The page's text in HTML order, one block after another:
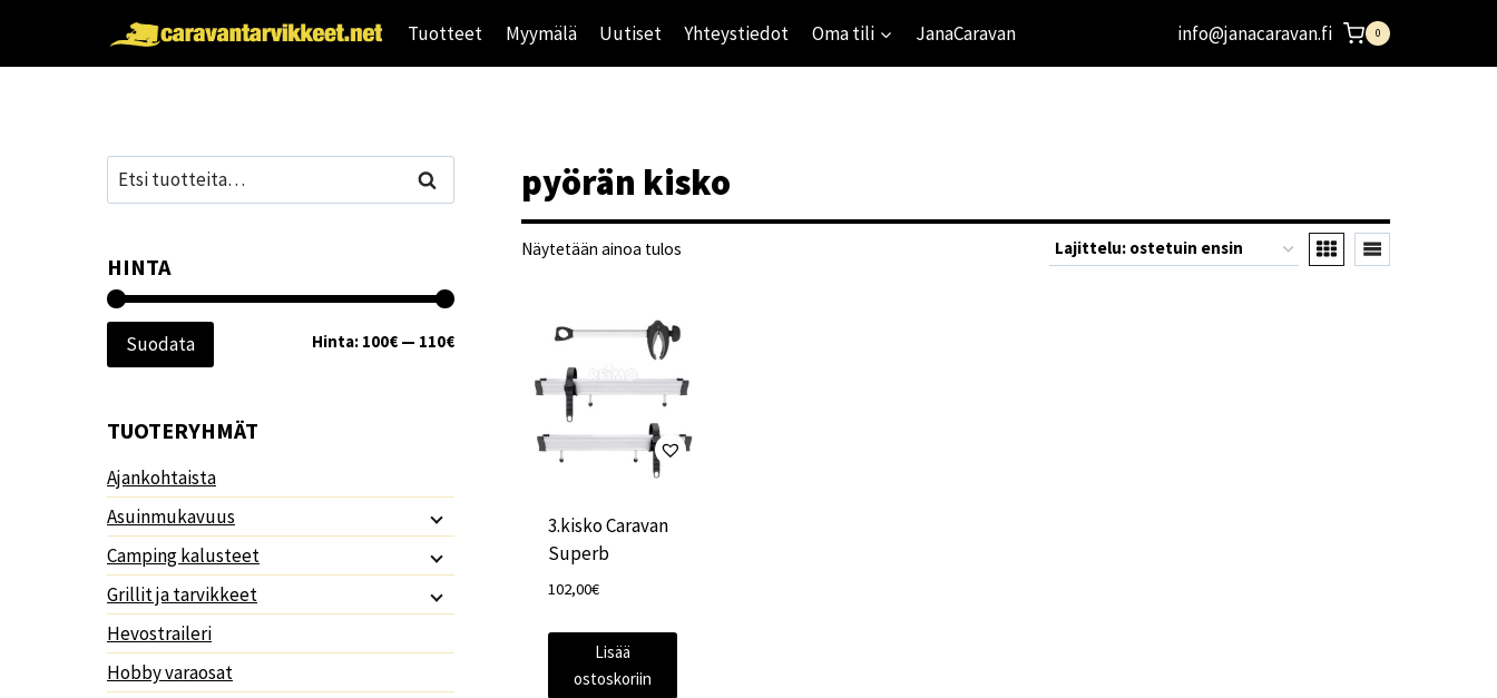
Tuotteet Myymälä Uutiset Yhteystiedot Oma tili JanaCaravan info@janacaravan.fi 0
pyörän kisko
Näytetään ainoa tulos
3.kisko Caravan
Superb
102,00€
Lisää
ostoskoriin
Etsi: Haku
HINTA
Minimihinta
Maksimihinta
Suodata Hinta: 100€ — 110€
TUOTERYHMÄT
Ajankohtaista
Asuinmukavuus
Camping kalusteet
Grillit ja tarvikkeet
Hevostraileri
Hobby varaosat